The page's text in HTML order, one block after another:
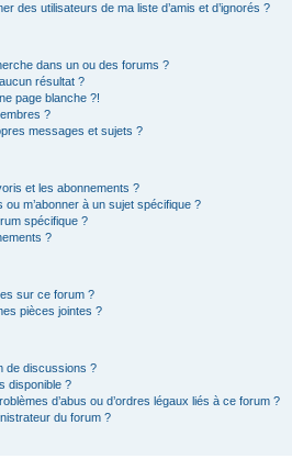
des utilisateurs de ma liste d’amis et d’ignorés ?
dans un ou des forums ?
résultat ?
page blanche ?!
?
messages et sujets ?
et les abonnements ?
m’abonner à un sujet spécifique ?
spécifique ?
?
sur ce forum ?
pièces jointes ?
de discussions ?
disponible ?
d’abus ou d’ordres légaux liés à ce forum ?
du forum ?